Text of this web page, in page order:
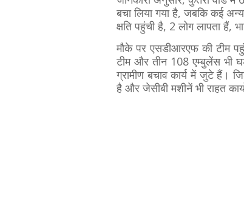
बचा लिया गया है, जबकि कई
क्षति पहुंची है, 2 लोग लापता हैं,
मौके पर एसडीआरएफ की टीम
टीम और तीन 108 एम्बुलेंस भी
ग्रामीण बचाव कार्य में जुटे हैं।
है और जेसीबी मशीनें भी राहत